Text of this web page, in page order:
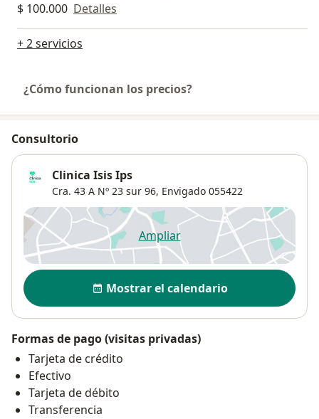
$ 100.000 Detalles
+ 2 servicios
¿Cómo funcionan los precios?
Consultorio
Clinica Isis Ips
Cra. 43 A Nº 23 sur 96, Envigado 055422
Ampliarse abre en una nueva
Disponibilidad
Mostrar el calendario
Formas de pago (visitas privadas)
Tarjeta de crédito
Efectivo
Tarjeta de débito
Transferencia